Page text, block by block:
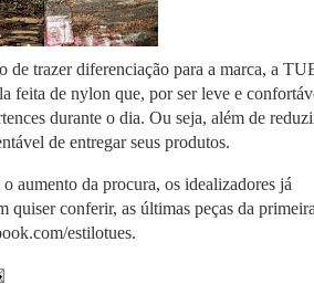
trazer diferenciação para a marca, a
feita de nylon que, por ser leve e
durante o dia. Ou seja, além de
de entregar seus produtos.
aumento da procura, os idealizadores já
quiser conferir, as últimas peças da primeira
estilotues.